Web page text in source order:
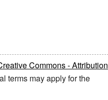
Commons - Attribution
terms may apply for the